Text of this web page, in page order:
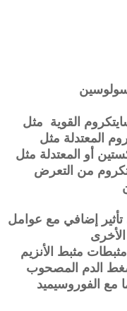
القوية مثل
المعتدلة مثل
أو المعتدلة مثل
من التعرض
تأثير إضافي مع عوامل
الأخرى
مثبط الأنزيم
الدم المصحوب
مع الفوروسيميد